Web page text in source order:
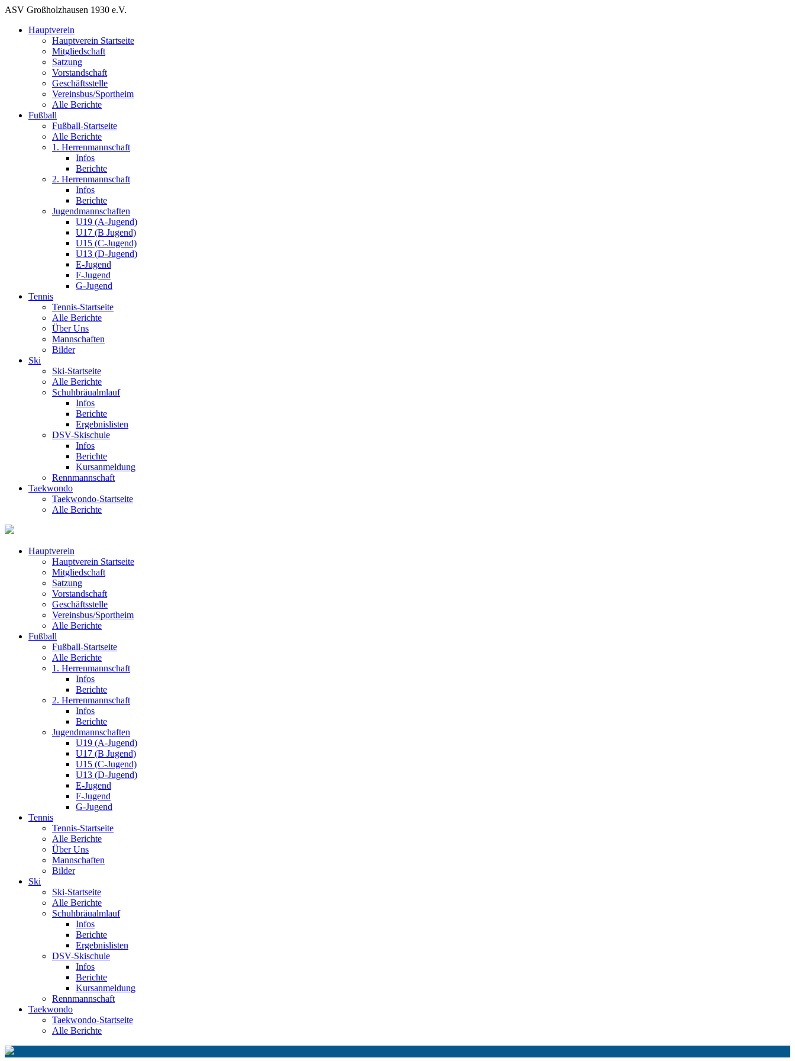
ASV Großholzhausen 1930 e.V.
Hauptverein
Hauptverein Startseite
Mitgliedschaft
Satzung
Vorstandschaft
Geschäftsstelle
Vereinsbus/Sportheim
Alle Berichte
Fußball
Fußball-Startseite
Alle Berichte
1. Herrenmannschaft
Infos
Berichte
2. Herrenmannschaft
Infos
Berichte
Jugendmannschaften
U19 (A-Jugend)
U17 (B Jugend)
U15 (C-Jugend)
U13 (D-Jugend)
E-Jugend
F-Jugend
G-Jugend
Tennis
Tennis-Startseite
Alle Berichte
Über Uns
Mannschaften
Bilder
Ski
Ski-Startseite
Alle Berichte
Schuhbräualmlauf
Infos
Berichte
Ergebnislisten
DSV-Skischule
Infos
Berichte
Kursanmeldung
Rennmannschaft
Taekwondo
Taekwondo-Startseite
Alle Berichte
Hauptverein
Hauptverein Startseite
Mitgliedschaft
Satzung
Vorstandschaft
Geschäftsstelle
Vereinsbus/Sportheim
Alle Berichte
Fußball
Fußball-Startseite
Alle Berichte
1. Herrenmannschaft
Infos
Berichte
2. Herrenmannschaft
Infos
Berichte
Jugendmannschaften
U19 (A-Jugend)
U17 (B Jugend)
U15 (C-Jugend)
U13 (D-Jugend)
E-Jugend
F-Jugend
G-Jugend
Tennis
Tennis-Startseite
Alle Berichte
Über Uns
Mannschaften
Bilder
Ski
Ski-Startseite
Alle Berichte
Schuhbräualmlauf
Infos
Berichte
Ergebnislisten
DSV-Skischule
Infos
Berichte
Kursanmeldung
Rennmannschaft
Taekwondo
Taekwondo-Startseite
Alle Berichte